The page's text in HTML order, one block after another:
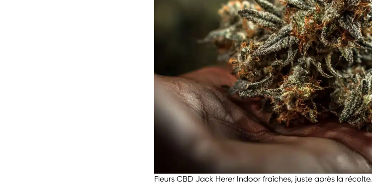
Fleurs CBD Jack Herer Indoor fraîches, juste après la récolte.